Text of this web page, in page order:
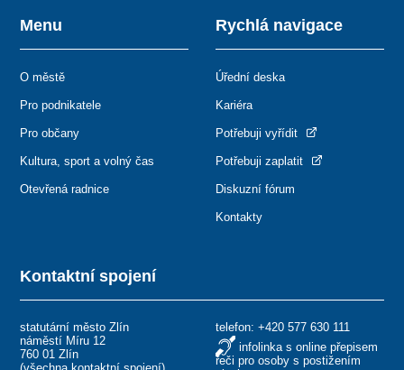
Kontaktní spojení
statutární město Zlín
náměstí Míru 12
760 01 Zlín
(všechna kontaktní spojení)
telefon: +420 577 630 111
infolinka s online přepisem
řeči pro osoby s postižením
Menu
O městě
Pro podnikatele
Pro občany
Kultura, sport a volný čas
Otevřená radnice
Rychlá navigace
Úřední deska
Kariéra
Potřebuji vyřídit
Potřebuji zaplatit
Diskuzní fórum
Kontakty